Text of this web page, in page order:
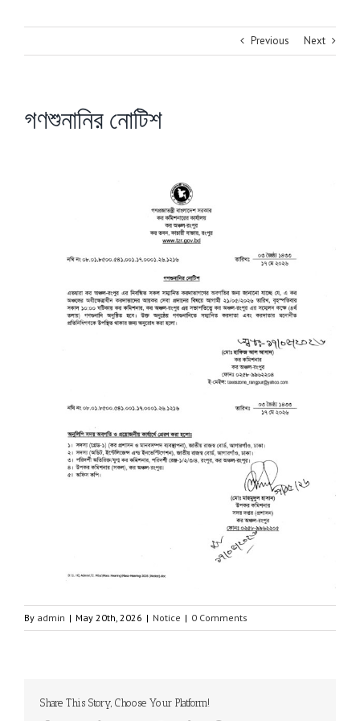
Previous Next
গণশুনানির নোটিশ
By admin | May 20th, 2026 | Notice | 0 Comments
Share This Story, Choose Your Platform!